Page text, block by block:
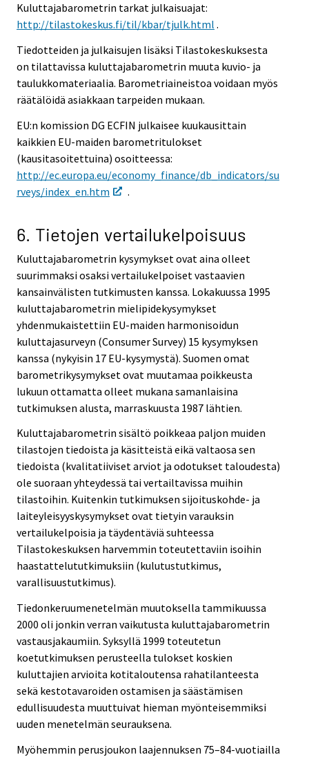
Kuluttajabarometrin tarkat julkaisuajat:
http://tilastokeskus.fi/til/kbar/tjulk.html .
Tiedotteiden ja julkaisujen lisäksi Tilastokeskuksesta
on tilattavissa kuluttajabarometrin muuta kuvio- ja
taulukkomateriaalia. Barometriaineistoa voidaan myös
räätälöidä asiakkaan tarpeiden mukaan.
EU:n komission DG ECFIN julkaisee kuukausittain
kaikkien EU-maiden barometritulokset
(kausitasoitettuina) osoitteessa:
http://ec.europa.eu/economy_finance/db_indicators/su
rveys/index_en.htm
.
6. Tietojen vertailukelpoisuus
Kuluttajabarometrin kysymykset ovat aina olleet
suurimmaksi osaksi vertailukelpoiset vastaavien
kansainvälisten tutkimusten kanssa. Lokakuussa 1995
kuluttajabarometrin mielipidekysymykset
yhdenmukaistettiin EU-maiden harmonisoidun
kuluttajasurveyn (Consumer Survey) 15 kysymyksen
kanssa (nykyisin 17 EU-kysymystä). Suomen omat
barometrikysymykset ovat muutamaa poikkeusta
lukuun ottamatta olleet mukana samanlaisina
tutkimuksen alusta, marraskuusta 1987 lähtien.
Kuluttajabarometrin sisältö poikkeaa paljon muiden
tilastojen tiedoista ja käsitteistä eikä valtaosa sen
tiedoista (kvalitatiiviset arviot ja odotukset taloudesta)
ole suoraan yhteydessä tai vertailtavissa muihin
tilastoihin. Kuitenkin tutkimuksen sijoituskohde- ja
laiteyleisyyskysymykset ovat tietyin varauksin
vertailukelpoisia ja täydentäviä suhteessa
Tilastokeskuksen harvemmin toteutettaviin isoihin
haastattelututkimuksiin (kulutustutkimus,
varallisuustutkimus).
Tiedonkeruumenetelmän muutoksella tammikuussa
2000 oli jonkin verran vaikutusta kuluttajabarometrin
vastausjakaumiin. Syksyllä 1999 toteutetun
koetutkimuksen perusteella tulokset koskien
kuluttajien arvioita kotitaloutensa rahatilanteesta
sekä kestotavaroiden ostamisen ja säästämisen
edullisuudesta muuttuivat hieman myönteisemmiksi
uuden menetelmän seurauksena.
Myöhemmin perusjoukon laajennuksen 75–84-vuotiailla